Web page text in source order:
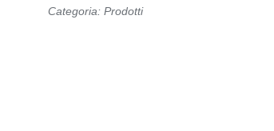
Categoria: Prodotti